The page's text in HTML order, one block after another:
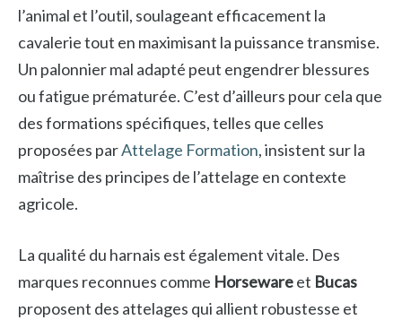
l’animal et l’outil, soulageant efficacement la
cavalerie tout en maximisant la puissance transmise.
Un palonnier mal adapté peut engendrer blessures
ou fatigue prématurée. C’est d’ailleurs pour cela que
des formations spécifiques, telles que celles
proposées parAttelage Formation, insistent sur la
maîtrise des principes de l’attelage en contexte
agricole.
La qualité du harnais est également vitale. Des
marques reconnues comme Horsewareet Bucas
proposent des attelages qui allient robustesse et